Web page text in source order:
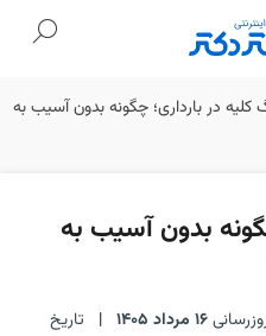
در بارداری؛ چگونه بدون آسیب به
بدون آسیب به
16 مرداد 1405 |
تاریخ